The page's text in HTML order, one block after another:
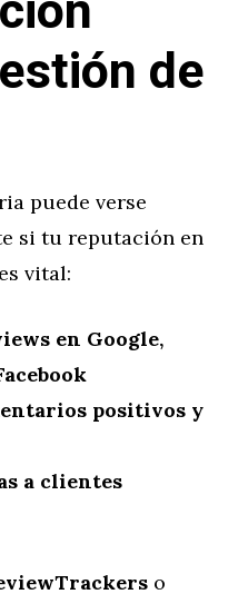
de
puede verse
si tu reputación en
vital:
en Google,
positivos y
a clientes
o